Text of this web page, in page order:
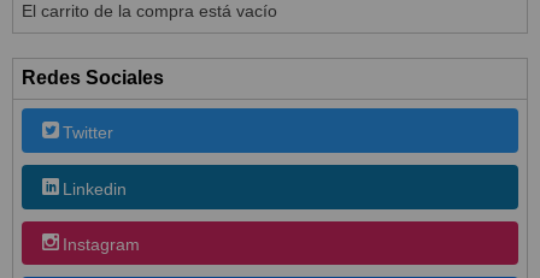
El carrito de la compra está vacío
Redes Sociales
Twitter
Linkedin
Instagram